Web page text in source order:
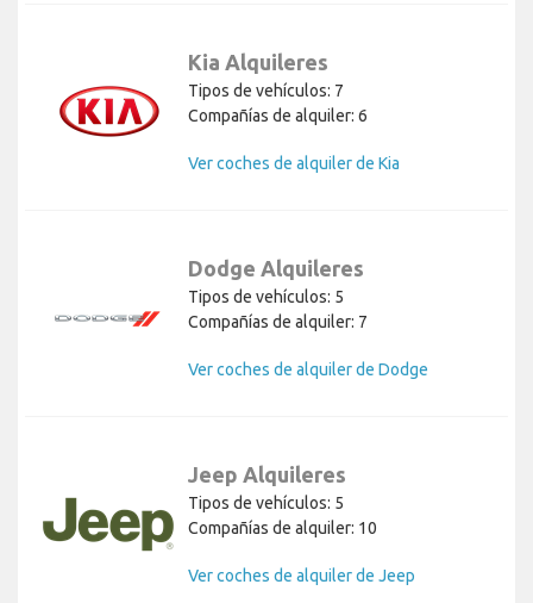
Kia Alquileres
Tipos de vehículos: 7
Compañías de alquiler: 6
Ver coches de alquiler de Kia
Dodge Alquileres
Tipos de vehículos: 5
Compañías de alquiler: 7
Ver coches de alquiler de Dodge
Jeep Alquileres
Tipos de vehículos: 5
Compañías de alquiler: 10
Ver coches de alquiler de Jeep